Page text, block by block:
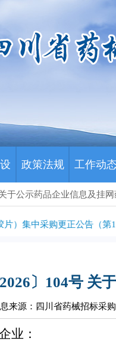
政策法规 工作动态
于公示药品企业信息及挂
集中采购更正公告（第1次
〕104号 关
来源：四川省药械招标采
，各药